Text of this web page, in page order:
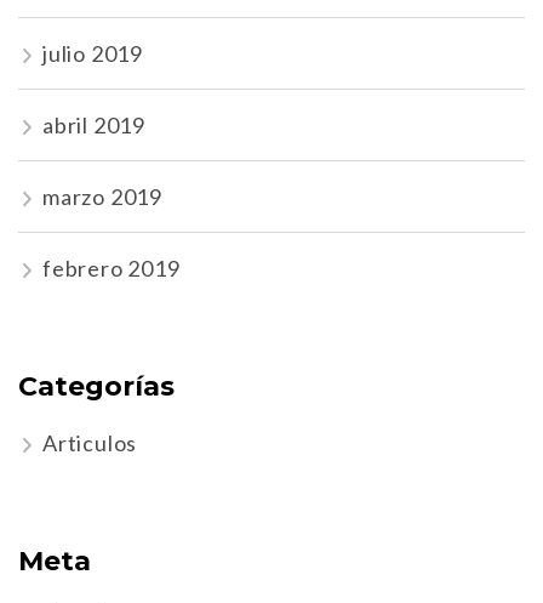
julio 2019
abril 2019
marzo 2019
febrero 2019
Categorías
Articulos
Meta